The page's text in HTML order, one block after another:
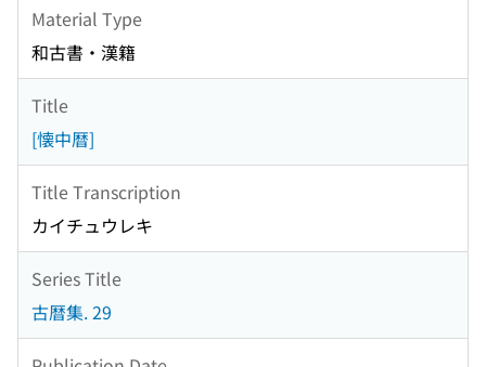
Material Type
和古書・漢籍
Title
[懐中暦]
Title Transcription
カイチュウレキ
Series Title
古暦集. 29